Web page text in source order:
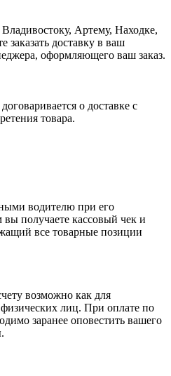
Артему, Находке,
заказать доставку в ваш
оформляющего ваш заказ.
о доставке с
товара.
водителю при его
вы получаете кассовый чек и
все товарные позиции
возможно как для
лиц. При оплате по
заранее оповестить вашего